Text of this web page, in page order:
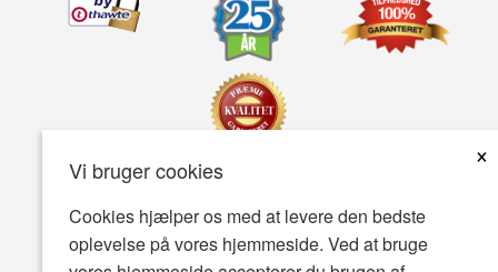
Vi bruger cookies
×
Cookies hjælper os med at levere den bedste
oplevelse på vores hjemmeside. Ved at bruge
Tilgængelighed Betingelser for brug Fortrolighedspolitik
Sikkerhedspolitik